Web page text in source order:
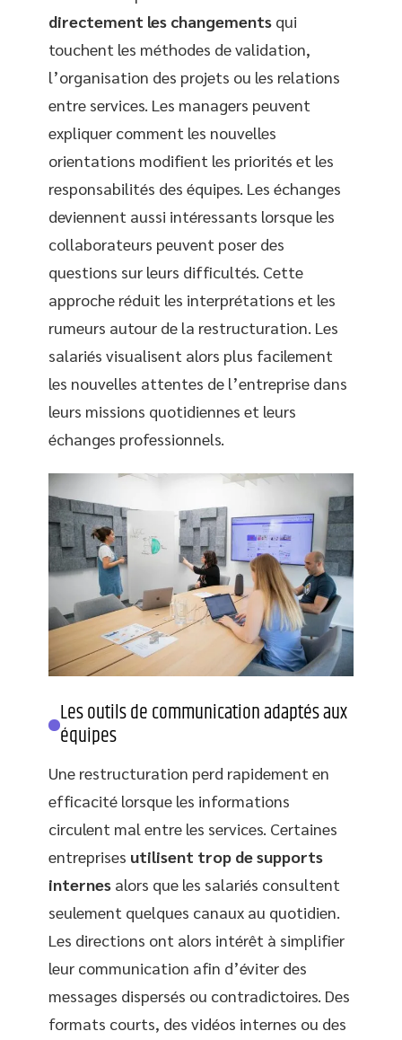
directement les changements qui
touchent les méthodes de validation,
l’organisation des projets ou les relations
entre services. Les managers peuvent
expliquer comment les nouvelles
orientations modifient les priorités et les
responsabilités des équipes. Les échanges
deviennent aussi intéressants lorsque les
collaborateurs peuvent poser des
questions sur leurs difficultés. Cette
approche réduit les interprétations et les
rumeurs autour de la restructuration. Les
salariés visualisent alors plus facilement
les nouvelles attentes de l’entreprise dans
leurs missions quotidiennes et leurs
échanges professionnels.
Les outils de communication adaptés aux
équipes
Une restructuration perd rapidement en
efficacité lorsque les informations
circulent mal entre les services. Certaines
entreprises utilisent trop de supports
internes alors que les salariés consultent
seulement quelques canaux au quotidien.
Les directions ont alors intérêt à simplifier
leur communication afin d’éviter des
messages dispersés ou contradictoires. Des
formats courts, des vidéos internes ou des